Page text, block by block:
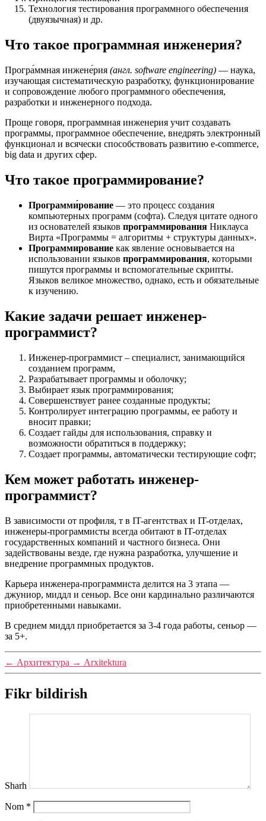
Технология тестирования программного обеспечения
(двуязычная) и др.
Что такое программная инженерия?
Програ́ммная инжене́рия (англ. software engineering) — наука,
изучающая систематическую разработку, функционирование
и сопровождение любого программного обеспечения,
разработки и инженерного подхода.
Проще говоря, программная инженерия учит создавать
программы, программное обеспечение, внедрять электронный
функционал и всячески способствовать развитию e-commerce,
big data и других сфер.
Что такое программирование?
Программи́рование — это процесс создания
компьютерных программ (софта). Следуя цитате одного
из основателей языков программирования Никлауса
Вирта «Программы = алгоритмы + структуры данных».
Программирование как явление основывается на
использовании языков программирования, которыми
пишутся программы и вспомогательные скрипты.
Языков великое множество, однако, есть и обязательные
к изучению.
Какие задачи решает инженер-
программист?
Инженер-программист – специалист, занимающийся
созданием программ,
Разрабатывает программы и оболочку;
Выбирает язык программирования;
Совершенствует ранее созданные продукты;
Контролирует интеграцию программы, ее работу и
вносит правки;
Создает гайды для использования, справку и
возможности обратиться в поддержку;
Создает программы, автоматически тестирующие софт;
Кем может работать инженер-
программист?
В зависимости от профиля, т в IT-агентствах и IT-отделах,
инженеры-программисты всегда обитают в IT-отделах
государственных компаний и частного бизнеса. Они
задействованы везде, где нужна разработка, улучшение и
внедрение программных продуктов.
Карьера инженера-программиста делится на 3 этапа —
джуниор, миддл и сеньор. Все они кардинально различаются
приобретенными навыками.
В среднем миддл приобретается за 3-4 года работы, сеньор —
за 5+.
← Архитектура → Arxitektura
Fikr bildirish
Sharh
Nom *